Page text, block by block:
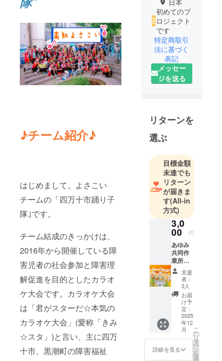
♪チーム紹介♪
はじめまして。よさこい
チームの「四万十市踊り子
隊｣です。
チーム結成のきっかけは、
2016年から開催している障
害児者の社会参加と障害理
解促進を目的としたカラオ
ケ大会です。カラオケ大会
は「君がスターだ☆本気の
カラオケ大会」(愛称「きみ
☆スタ」)と言い、主に四万
十市、黒潮町の障害福祉
初めてのプ
ロジェクト
です
特定商取引
法に基づく
表記
メッセー
ジを送る
リターンを
選ぶ
目標金額
未達でも
リターン
が届きま
す(All-in
方式)
3,0
00 円
あゆみ
共同作
業所が
製造 燻
製ミッ
クス
ナッツ
★ 内容
量55g〜
60g 原
材料及
び添加
物等の
食品表
示はお
支援
者：
3人
お届
け予
定：
2025
年12
月
詳細を見る
こ
の
リ
タ
ー
ン
を
選